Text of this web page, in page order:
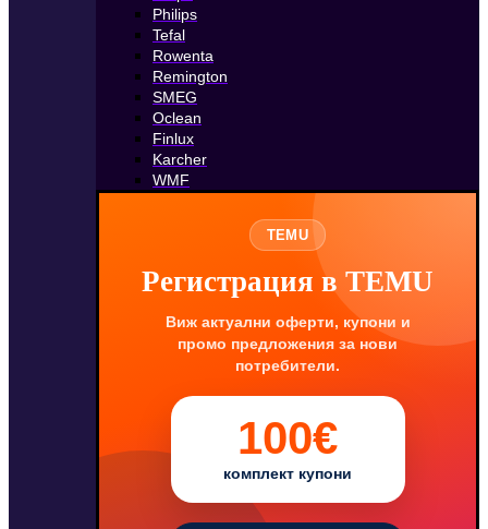
Philips
Tefal
Rowenta
Remington
SMEG
Oclean
Finlux
Karcher
WMF
TEMU
Регистрация в TEMU
Виж актуални оферти, купони и
промо предложения за нови
потребители.
100€
комплект купони